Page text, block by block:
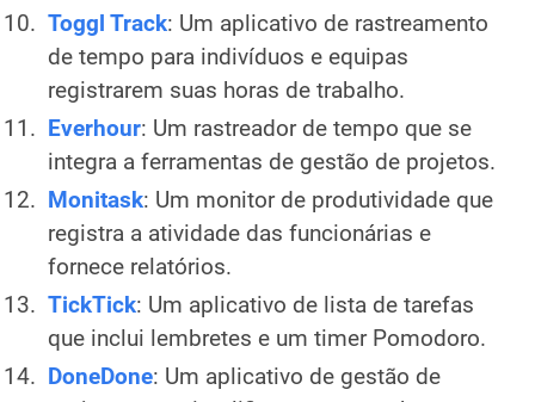
Toggl Track: Um aplicativo de rastreamento
de tempo para indivíduos e equipas
registrarem suas horas de trabalho.
Everhour: Um rastreador de tempo que se
integra a ferramentas de gestão de projetos.
Monitask: Um monitor de produtividade que
registra a atividade das funcionárias e
fornece relatórios.
TickTick: Um aplicativo de lista de tarefas
que inclui lembretes e um timer Pomodoro.
DoneDone: Um aplicativo de gestão de